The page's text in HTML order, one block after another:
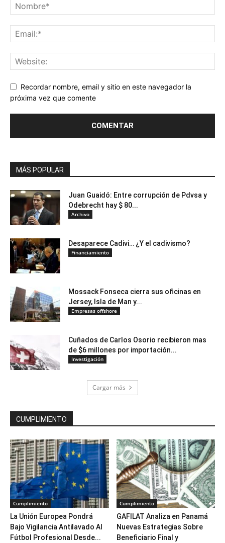
Recordar nombre, email y sitio en este navegador la
próxima vez que comente
MÁS POPULAR
Juan Guaidó: Entre corrupción de Pdvsa y
Odebrecht hay $ 80...
Archivo
Desaparece Cadivi… ¿Y el cadivismo?
Financiamiento
Mossack Fonseca cierra sus oficinas en
Jersey, Isla de Man y...
Empresas offshore
Cuñados de Carlos Osorio recibieron mas
de $6 millones por importación...
Investigación
Cargar más
CUMPLIMIENTO
Cumplimiento
La Unión Europea Pondrá
Bajo Vigilancia Antilavado Al
Fútbol Profesional Desde...
Cumplimiento
GAFILAT Analiza en Panamá
Nuevas Estrategias Sobre
Beneficiario Final y